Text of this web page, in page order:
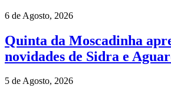
6 de Agosto, 2026
Quinta da Moscadinha
novidades de Sidra e
5 de Agosto, 2026